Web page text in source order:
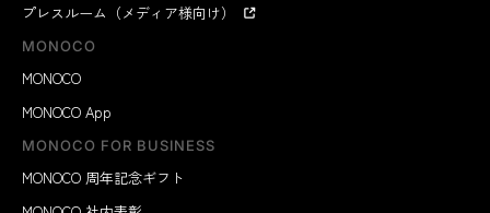
プレスルーム（メディア様向け）
MONOCO
MONOCO
MONOCO App
MONOCO FOR BUSINESS
MONOCO 周年記念ギフト